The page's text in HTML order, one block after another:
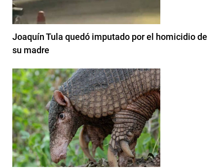
Joaquín Tula quedó imputado por el homicidio de
su madre